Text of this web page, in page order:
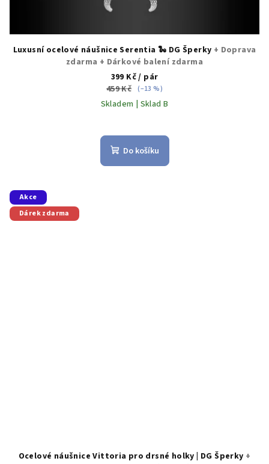
Luxusní ocelové náušnice Serentia 🐍 DG Šperky + Doprava
zdarma + Dárkové balení zdarma
399 Kč/ pár
459 Kč (–13 %)
Skladem | Sklad B
hodnocení
produktu
Do košíku
Akce
Dárek zdarma
Ocelové náušnice Vittoria pro drsné holky | DG Šperky +